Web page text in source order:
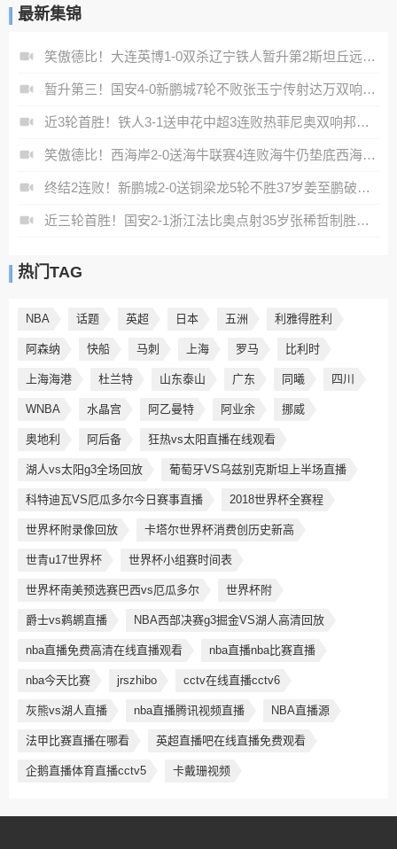
最新集锦
笑傲德比！大连英博1-0双杀辽宁铁人暂升第2斯坦丘远射制胜
暂升第三！国安4-0新鹏城7轮不败张玉宁传射达万双响法比奥破门
近3轮首胜！铁人3-1送申花中超3连败热菲尼奥双响邦本宜裕传射
笑傲德比！西海岸2-0送海牛联赛4连败海牛仍垫底西海岸升至第二
终结2连败！新鹏城2-0送铜梁龙5轮不胜37岁姜至鹏破门韦斯利建功
近三轮首胜！国安2-1浙江法比奥点射35岁张稀哲制胜王钰栋送助攻
热门TAG
NBA 话题 英超 日本 五洲 利雅得胜利
阿森纳 快船 马刺 上海 罗马 比利时
上海海港 杜兰特 山东泰山 广东 同曦 四川
WNBA 水晶宫 阿乙曼特 阿业余 挪威
奥地利 阿后备 狂热vs太阳直播在线观看
湖人vs太阳g3全场回放 葡萄牙VS乌兹别克斯坦上半场直播
科特迪瓦VS厄瓜多尔今日赛事直播 2018世界杯全赛程
世界杯附录像回放 卡塔尔世界杯消费创历史新高
世青u17世界杯 世界杯小组赛时间表
世界杯南美预选赛巴西vs厄瓜多尔 世界杯附
爵士vs鹈鹕直播 NBA西部决赛g3掘金VS湖人高清回放
nba直播免费高清在线直播观看 nba直播nba比赛直播
nba今天比赛 jrszhibo cctv在线直播cctv6
灰熊vs湖人直播 nba直播腾讯视频直播 NBA直播源
法甲比赛直播在哪看 英超直播吧在线直播免费观看
企鹅直播体育直播cctv5 卡戴珊视频